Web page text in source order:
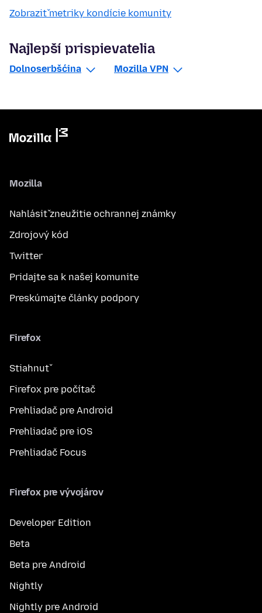
Zobraziť metriky kondície komunity
Najlepší prispievatelia
Dolnoserbšćina Mozilla VPN
Mozilla
Nahlásiť zneužitie ochrannej známky
Zdrojový kód
Twitter
Pridajte sa k našej komunite
Preskúmajte články podpory
Firefox
Stiahnuť
Firefox pre počítač
Prehliadač pre Android
Prehliadač pre iOS
Prehliadač Focus
Firefox pre vývojárov
Developer Edition
Beta
Beta pre Android
Nightly
Nightly pre Android